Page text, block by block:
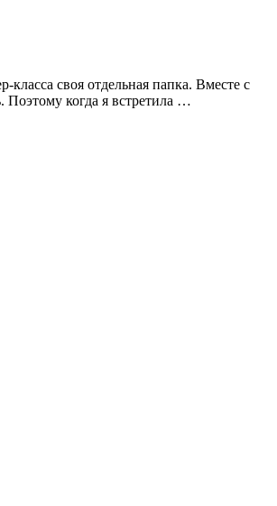
своя отдельная папка. Вместе с
Поэтому когда я встретила …